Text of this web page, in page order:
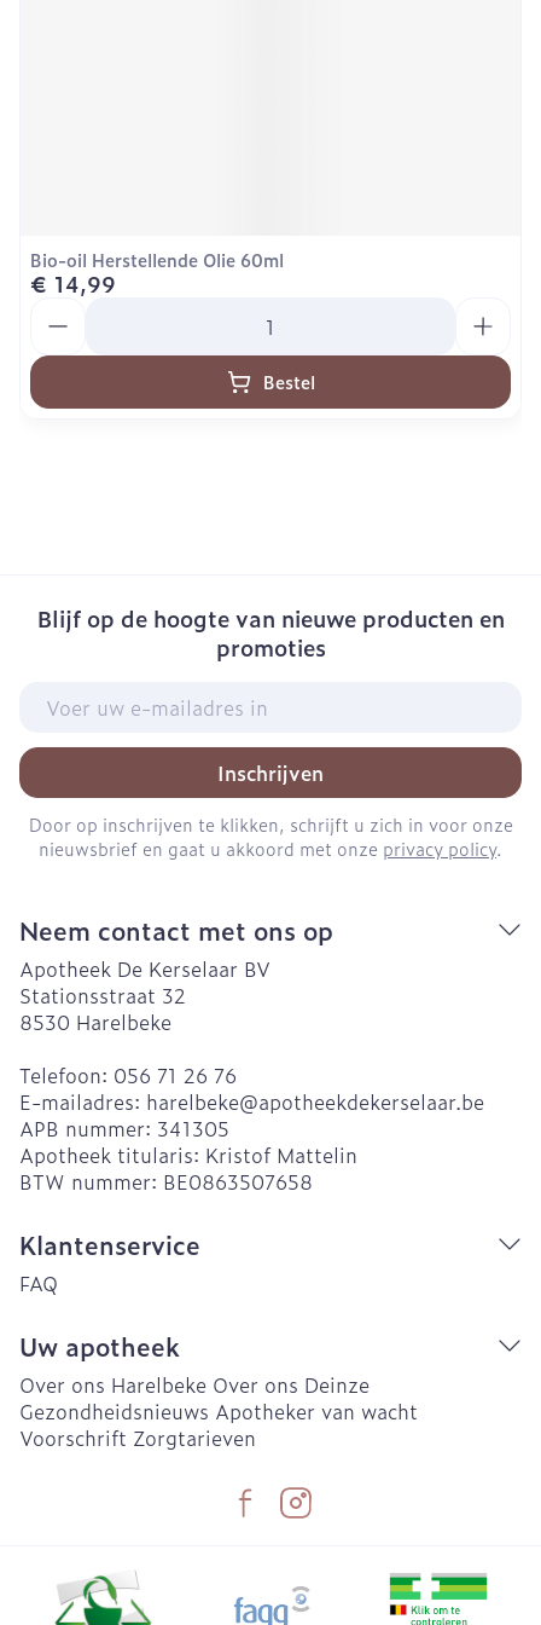
Bio-oil Herstellende Olie 60ml
€ 14,99
Bestel
Blijf op de hoogte van nieuwe producten en
promoties
Inschrijven
Door op inschrijven te klikken, schrijft u zich in voor onze
nieuwsbrief en gaat u akkoord met onze privacy policy.
Neem contact met ons op
Apotheek De Kerselaar BV
Stationsstraat 32
8530 Harelbeke
Telefoon: 056 71 26 76
E-mailadres: harelbeke@apotheekdekerselaar.be
APB nummer: 341305
Apotheek titularis: Kristof Mattelin
BTW nummer: BE0863507658
Klantenservice
FAQ
Uw apotheek
Over ons Harelbeke Over ons Deinze
Gezondheidsnieuws Apotheker van wacht
Voorschrift Zorgtarieven